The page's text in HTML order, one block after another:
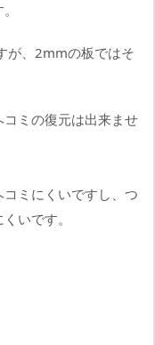
が、2mmの板ではそ
ミの復元は出来ませ
ミにくいですし、つ
いです。